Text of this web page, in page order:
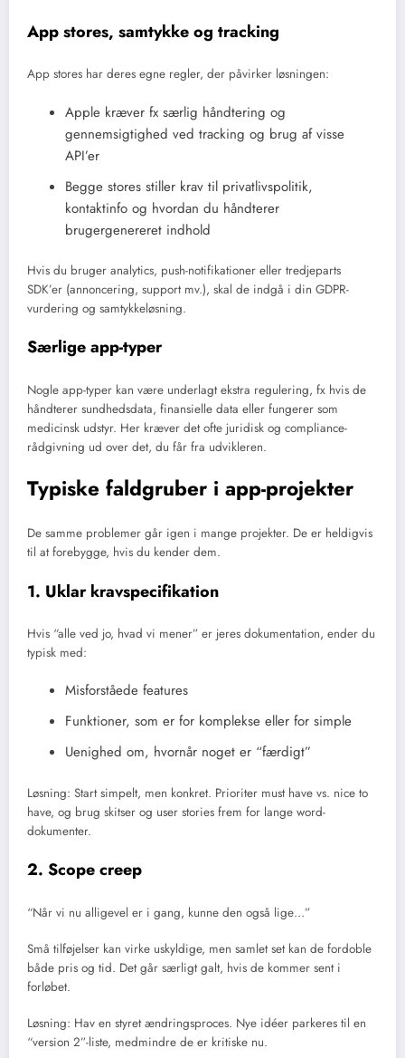
App stores, samtykke og tracking
App stores har deres egne regler, der påvirker løsningen:
Apple kræver fx særlig håndtering og
gennemsigtighed ved tracking og brug af visse
API’er
Begge stores stiller krav til privatlivspolitik,
kontaktinfo og hvordan du håndterer
brugergenereret indhold
Hvis du bruger analytics, push-notifikationer eller tredjeparts
SDK’er (annoncering, support mv.), skal de indgå i din GDPR-
vurdering og samtykkeløsning.
Særlige app-typer
Nogle app-typer kan være underlagt ekstra regulering, fx hvis de
håndterer sundhedsdata, finansielle data eller fungerer som
medicinsk udstyr. Her kræver det ofte juridisk og compliance-
rådgivning ud over det, du får fra udvikleren.
Typiske faldgruber i app-projekter
De samme problemer går igen i mange projekter. De er heldigvis
til at forebygge, hvis du kender dem.
1. Uklar kravspecifikation
Hvis “alle ved jo, hvad vi mener” er jeres dokumentation, ender du
typisk med:
Misforståede features
Funktioner, som er for komplekse eller for simple
Uenighed om, hvornår noget er “færdigt”
Løsning: Start simpelt, men konkret. Prioriter must have vs. nice to
have, og brug skitser og user stories frem for lange word-
dokumenter.
2. Scope creep
“Når vi nu alligevel er i gang, kunne den også lige…”
Små tilføjelser kan virke uskyldige, men samlet set kan de fordoble
både pris og tid. Det går særligt galt, hvis de kommer sent i
forløbet.
Løsning: Hav en styret ændringsproces. Nye idéer parkeres til en
“version 2”-liste, medmindre de er kritiske nu.